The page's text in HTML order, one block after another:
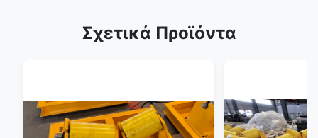
Σχετικά Προϊόντα